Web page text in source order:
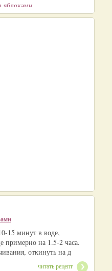
яблоками
15 минут в воде,
примерно на 1.5-2 часа.
откинуть на д
читать рецепт